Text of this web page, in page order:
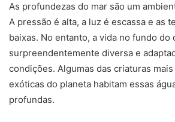
As profundezas do mar são um
A pressão é alta, a luz é escassa e as
baixas. No entanto, a vida no fundo do
surpreendentemente diversa e
condições. Algumas das criaturas
exóticas do planeta habitam essas
profundas.